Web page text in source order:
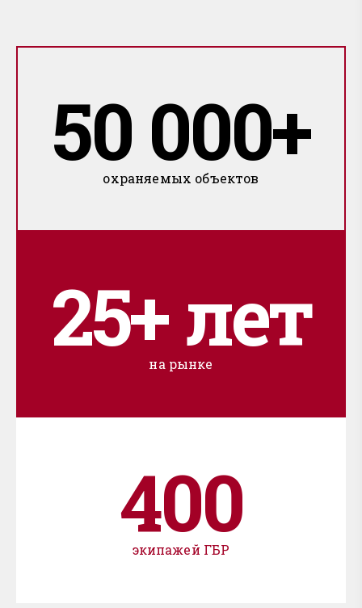
400
экипажей ГБР
25+ лет
на рынке
50 000+
охраняемых объектов